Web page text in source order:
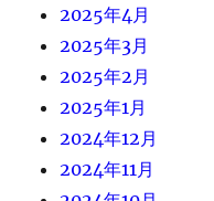
2025年4月
2025年3月
2025年2月
2025年1月
2024年12月
2024年11月